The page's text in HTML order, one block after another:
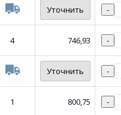
Уточнить -
4 746,93 -
Уточнить -
1 800,75 -